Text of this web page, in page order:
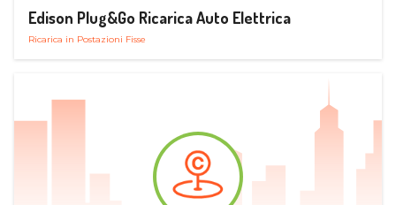
Edison Plug&Go Ricarica Auto Elettrica
Ricarica in Postazioni Fisse